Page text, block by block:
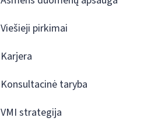
Viešieji pirkimai
Karjera
Konsultacinė taryba
VMI strategija